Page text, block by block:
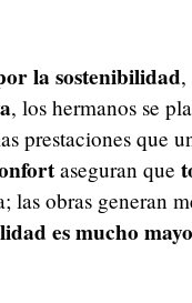
la sostenibilidad,
, los hermanos se
prestaciones que
aseguran que
las obras generan
es mucho